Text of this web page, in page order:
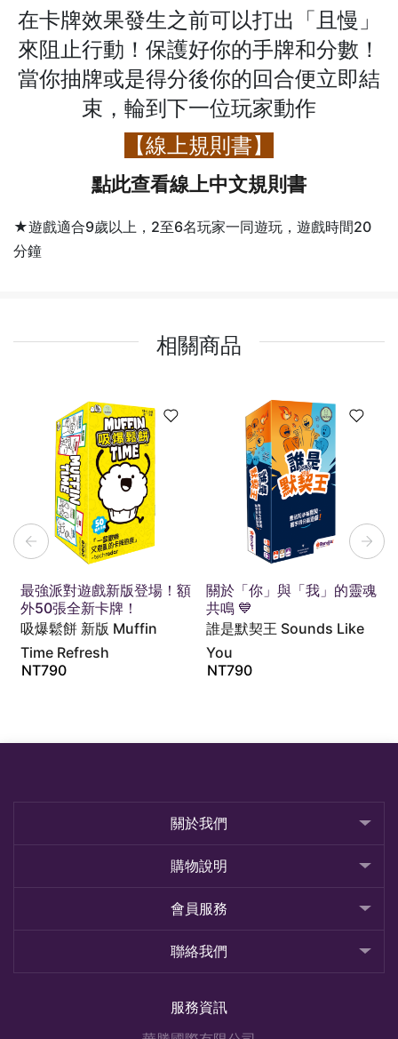
在卡牌效果發生之前可以打出「且慢」
來阻止行動！保護好你的手牌和分數！
當你抽牌或是得分後你的回合便立即結
束，輪到下一位玩家動作
【線上規則書】
點此查看線上中文規則書
★遊戲適合9歲以上，2至6名玩家一同遊玩，遊戲時間20
分鐘
相關商品
最強派對遊戲新版登場！額
外50張全新卡牌！
吸爆鬆餅 新版 Muffin
Time Refresh
NT790
關於「你」與「我」的靈魂
共鳴 💙
誰是默契王 Sounds Like
You
NT790
關於我們
購物說明
會員服務
聯絡我們
服務資訊